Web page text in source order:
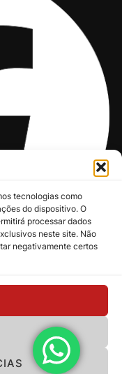
tecnologias como
do dispositivo. O
processar dados
neste site. Não
negativamente certos